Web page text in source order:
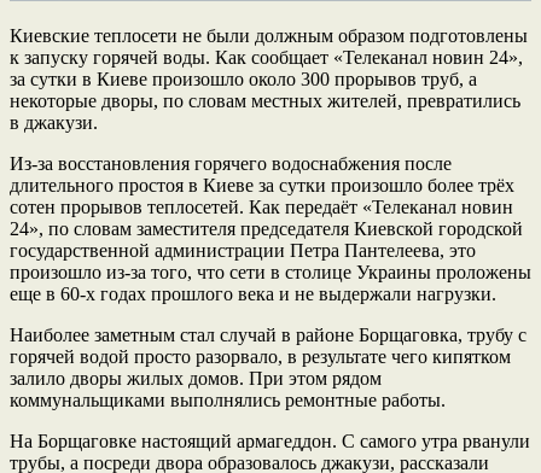
Киевские теплосети не были должным образом подготовлены
к запуску горячей воды. Как сообщает «Телеканал новин 24»,
за сутки в Киеве произошло около 300 прорывов труб, а
некоторые дворы, по словам местных жителей, превратились
в джакузи.
Из-за восстановления горячего водоснабжения после
длительного простоя в Киеве за сутки произошло более трёх
сотен прорывов теплосетей. Как передаёт «Телеканал новин
24», по словам заместителя председателя Киевской городской
государственной администрации Петра Пантелеева, это
произошло из-за того, что сети в столице Украины проложены
еще в 60-х годах прошлого века и не выдержали нагрузки.
Наиболее заметным стал случай в районе Борщаговка, трубу с
горячей водой просто разорвало, в результате чего кипятком
залило дворы жилых домов. При этом рядом
коммунальщиками выполнялись ремонтные работы.
На Борщаговке настоящий армагеддон. С самого утра рванули
трубы, а посреди двора образовалось джакузи, рассказали